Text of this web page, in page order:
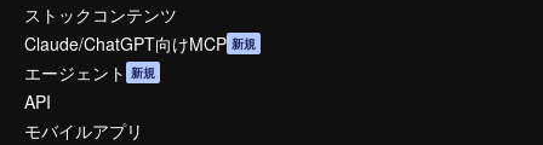
ストックコンテンツ
Claude/ChatGPT向けMCP 新規
エージェント 新規
API
モバイルアプリ